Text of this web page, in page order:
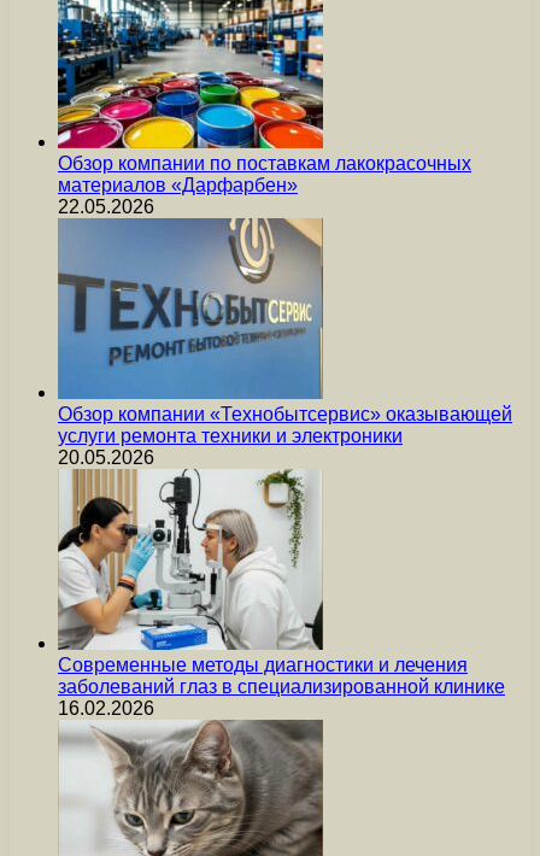
Обзор компании по поставкам лакокрасочных
материалов «Дарфарбен»
22.05.2026
Обзор компании «Технобытсервис» оказывающей
услуги ремонта техники и электроники
20.05.2026
Современные методы диагностики и лечения
заболеваний глаз в специализированной клинике
16.02.2026